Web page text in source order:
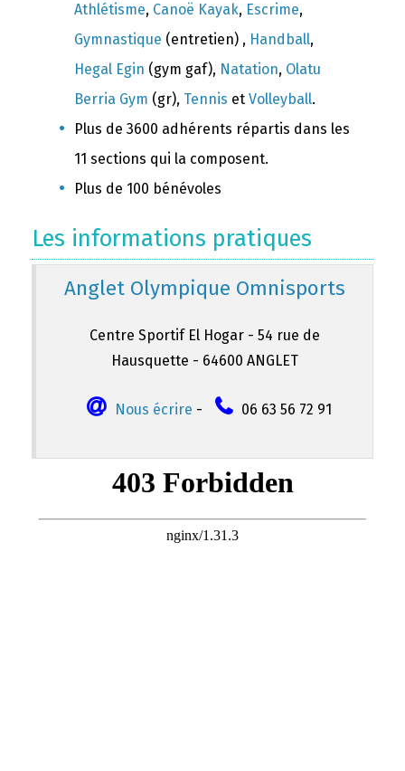
Athlétisme, Canoë Kayak, Escrime,
Gymnastique (entretien) , Handball,
Hegal Egin (gym gaf), Natation, Olatu
Berria Gym (gr), Tennis et Volleyball.
Plus de 3600 adhérents répartis dans les
11 sections qui la composent.
Plus de 100 bénévoles
Les informations pratiques
Anglet Olympique Omnisports
Centre Sportif El Hogar - 54 rue de
Hausquette - 64600 ANGLET
Nous écrire - 06 63 56 72 91